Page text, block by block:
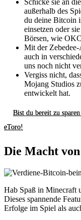
außerhalb des
du deine Bitcoin
einsetzen oder
Börsen, wie
Mit der
auch in
uns noch nicht
Vergiss nicht,
Mojang Studios
entwickelt hat.
Bist du bereit zu
eToro!
Die Macht
Hab Spaß in Minecraft
Dieses spannende
Erfolge im Spiel als